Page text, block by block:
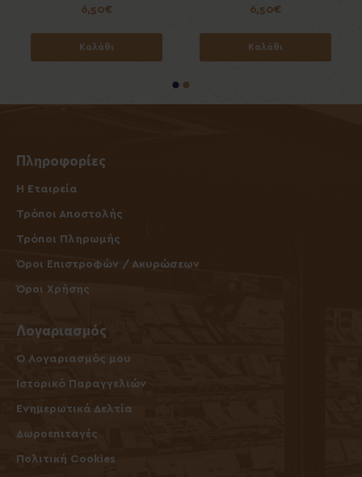
6,50€
Καλάθι
6,50€
Καλάθι
Πληροφορίες
Η Εταιρεία
Τρόποι Αποστολής
Τρόποι Πληρωμής
Όροι Επιστροφών / Ακυρώσεων
Όροι Χρήσης
Λογαριασμός
O Λογαριασμός μου
Ιστορικό Παραγγελιών
Ενημερωτικά Δελτία
Δωροεπιταγές
Πολιτική Cookies